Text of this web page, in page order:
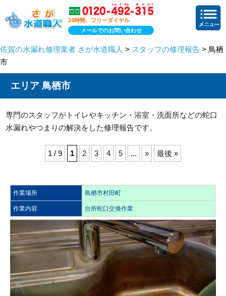
24時間、フリーダイヤル
メールでのお問い合わせ
佐賀の水漏れ修理業者 さが水道職人 > スタッフの修理報告 > 鳥栖
市
エリア 鳥栖市
専門のスタッフがトイレやキッチン・浴室・洗面所などの蛇口
水漏れやつまりの解決をした修理報告です。
1 / 9 1 2 3 4 5 ... » 最後 »
作業場所 鳥栖市村田町
作業内容 台所蛇口交換作業